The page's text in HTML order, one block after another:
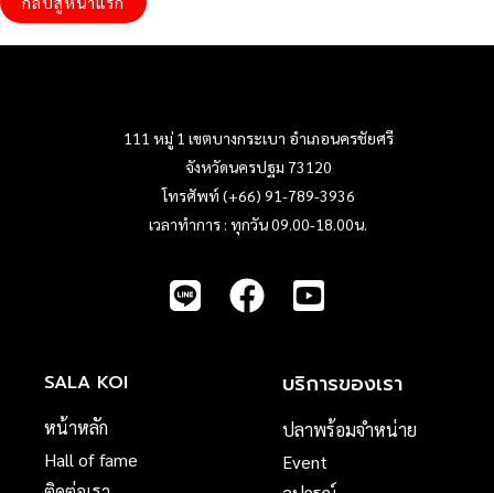
111 หมู่ 1 เขตบางกระเบา อำเภอนครชัยศรี
จังหวัดนครปฐม 73120
โทรศัพท์ (+66) 91-789-3936
เวลาทำการ : ทุกวัน 09.00-18.00น.
SALA KOI
หน้าหลัก
Hall of fame
บริการของเรา
ปลาพร้อมจำหน่าย
Event